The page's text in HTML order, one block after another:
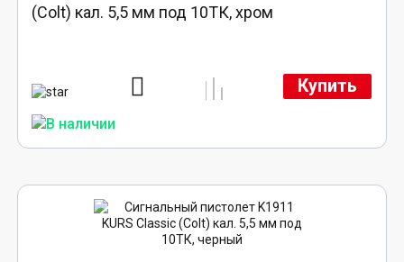
(Colt) кал. 5,5 мм под 10ТК, хром
Купить